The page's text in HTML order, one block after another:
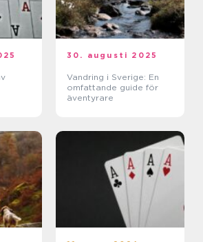
30. augusti 2025
Vandring i Sverige: En
omfattande guide för
äventyrare